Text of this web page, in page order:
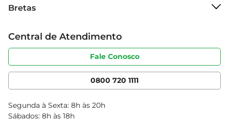
Grupo Cencosud
Sobre privacidade
Portal do fornecedor
Cencosud Media
Bretas
Produtos Bretas
Código de ética
Serviços
Clube Bretas
Blog Bretas
Black Friday
Central de Atendimento
Fale Conosco
0800 720 1111
Segunda à Sexta: 8h às 20h
Sábados: 8h às 18h